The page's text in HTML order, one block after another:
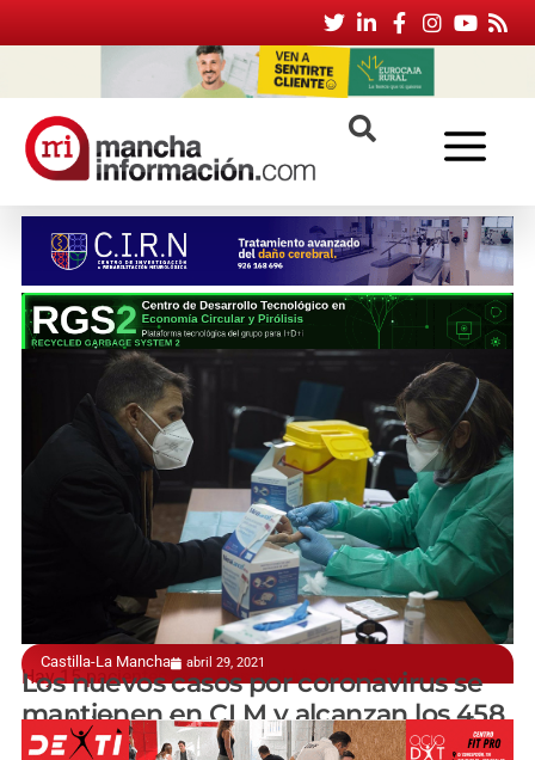
Castilla-La Mancha abril 29, 2021
Hay 15 pacientes en el Hospital Mancha Centro
Los nuevos casos por coronavirus se
mantienen en CLM y alcanzan los 458
manchainformacion.com